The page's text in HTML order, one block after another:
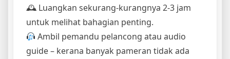
🕰 Luangkan sekurang-kurangnya 2-3 jam
untuk melihat bahagian penting.
Ambil pemandu pelancong atau audio
guide – kerana banyak pameran tidak ada